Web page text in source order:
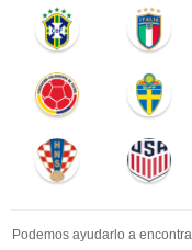
Podemos ayudarlo a